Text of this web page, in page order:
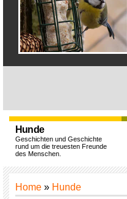
Hunde
Geschichten und Geschichte
rund um die treuesten Freunde
des Menschen.
Home » Hunde